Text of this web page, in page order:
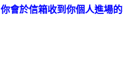
會於信箱收到你個人進場